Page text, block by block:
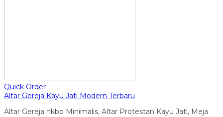
Quick Order
Altar Gereja Kayu Jati Modern Terbaru
Altar Gereja hkbp Minimalis, Altar Protestan Kayu Jati, Meja